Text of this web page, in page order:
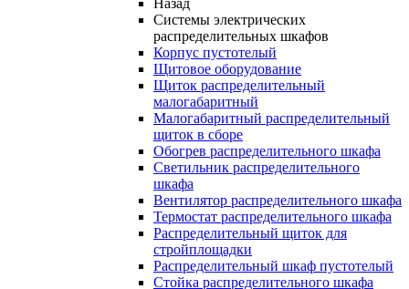
Назад
Системы электрических
распределительных шкафов
Корпус пустотелый
Щитовое оборудование
Щиток распределительный
малогабаритный
Малогабаритный распределительный
щиток в сборе
Обогрев распределительного шкафа
Светильник распределительного
шкафа
Вентилятор распределительного шкафа
Термостат распределительного шкафа
Распределительный щиток для
стройплощадки
Распределительный шкаф пустотелый
Стойка распределительного шкафа